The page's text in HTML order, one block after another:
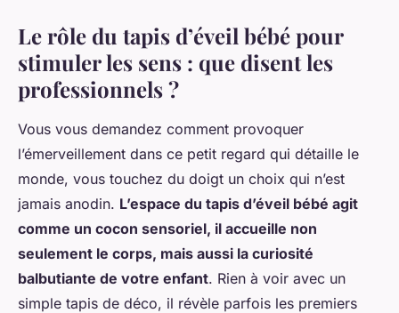
Le rôle du tapis d’éveil bébé pour
stimuler les sens : que disent les
professionnels ?
Vous vous demandez comment provoquer
l’émerveillement dans ce petit regard qui détaille le
monde, vous touchez du doigt un choix qui n’est
jamais anodin. L’espace du tapis d’éveil bébé agit
comme un cocon sensoriel, il accueille non
seulement le corps, mais aussi la curiosité
balbutiante de votre enfant. Rien à voir avec un
simple tapis de déco, il révèle parfois les premiers